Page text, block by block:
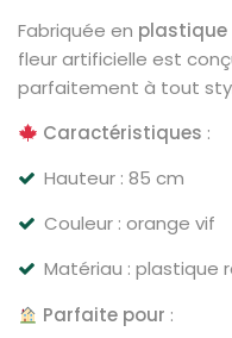
Fabriquée en plastique
fleur artificielle est
parfaitement à tout
Caractéristiques :
Hauteur : 85 cm
Couleur : orange vif
Matériau : plastique
Parfaite pour :